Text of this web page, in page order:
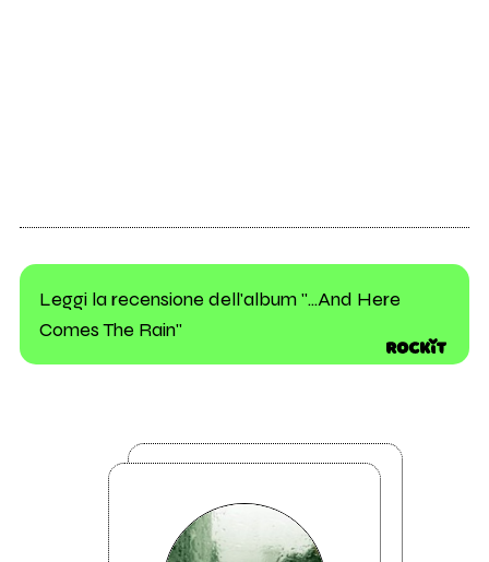
Leggi la recensione dell'album "...And Here
Comes The Rain"